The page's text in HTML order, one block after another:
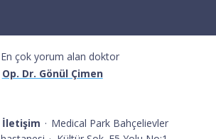
En çok yorum alan doktor
Op. Dr. Gönül Çimen
İletişim · Medical Park Bahçelievler